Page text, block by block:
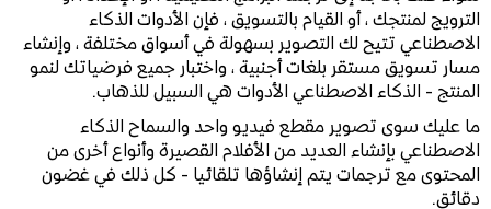
الترويج لمنتجك ، أو القيام بالتسويق ، فإن الأدوات الذكاء
الاصطناعي تتيح لك التصوير بسهولة في أسواق مختلفة ، وإنشاء
مسار تسويق مستقر بلغات أجنبية ، واختبار جميع فرضياتك لنمو
المنتج - الذكاء الاصطناعي الأدوات هي السبيل للذهاب.
ما عليك سوى تصوير مقطع فيديو واحد والسماح الذكاء
الاصطناعي بإنشاء العديد من الأفلام القصيرة وأنواع أخرى من
المحتوى مع ترجمات يتم إنشاؤها تلقائيا - كل ذلك في غضون
دقائق.